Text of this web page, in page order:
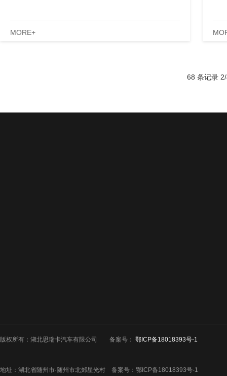
MORE+
68 条记录
版权所有：湖北思瑞卡汽车有限公司 备案号： 鄂ICP备18018393号-1
地址：湖北省随州市·随州市北郊星光村 备案号： 鄂ICP备18018393号-1